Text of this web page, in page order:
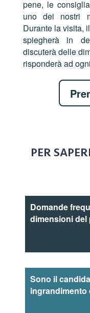
pene, le
uno dei nostri
Durante la visita,
spiegherà in
discuterà delle
risponderà ad
PER
Domande
dimensioni del
Sono il
ingrandimento